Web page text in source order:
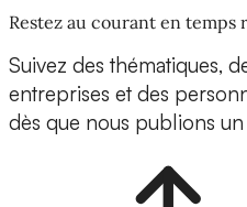
Restez au courant en temps
Suivez des thématiques,
entreprises et des
dès que nous publions